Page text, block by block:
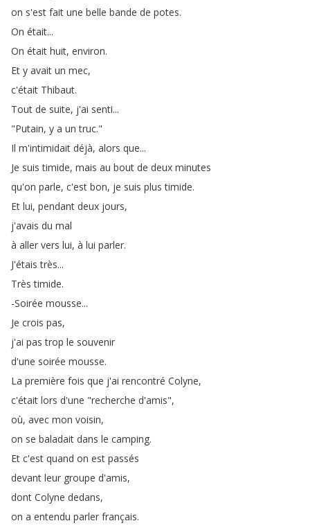
on s'est fait une belle bande de potes.
On était...
On était huit, environ.
Et y avait un mec,
c'était Thibaut.
Tout de suite, j'ai senti...
"Putain, y a un truc."
Il m'intimidait déjà, alors que...
Je suis timide, mais au bout de deux minutes
qu'on parle, c'est bon, je suis plus timide.
Et lui, pendant deux jours,
j'avais du mal
à aller vers lui, à lui parler.
J'étais très...
Très timide.
-Soirée mousse...
Je crois pas,
j'ai pas trop le souvenir
d'une soirée mousse.
La première fois que j'ai rencontré Colyne,
c'était lors d'une "recherche d'amis",
où, avec mon voisin,
on se baladait dans le camping.
Et c'est quand on est passés
devant leur groupe d'amis,
dont Colyne dedans,
on a entendu parler français.